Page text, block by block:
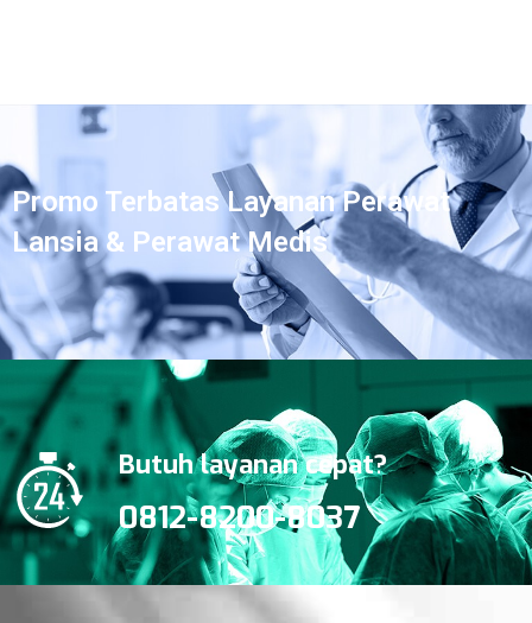
Promo Terbatas Layanan Perawat
Lansia & Perawat Medis
Butuh layanan cepat?
0812-8200-8037